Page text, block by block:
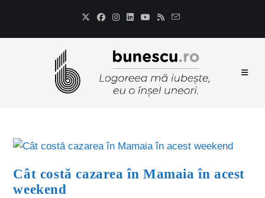
Cât costă cazarea în Mamaia în acest
weekend